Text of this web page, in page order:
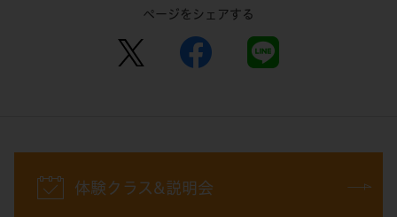
ページをシェアする
体験クラス&説明会